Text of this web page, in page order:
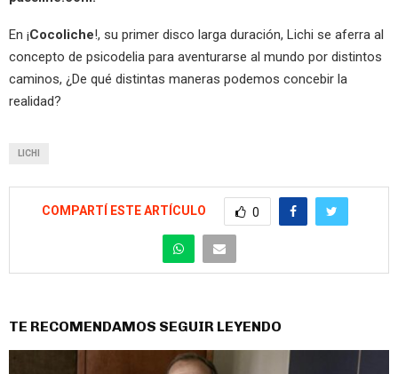
En ¡Cocoliche!, su primer disco larga duración, Lichi se aferra al
concepto de psicodelia para aventurarse al mundo por distintos
caminos, ¿De qué distintas maneras podemos concebir la
realidad?
LICHI
COMPARTÍ ESTE ARTÍCULO 0
TE RECOMENDAMOS SEGUIR LEYENDO